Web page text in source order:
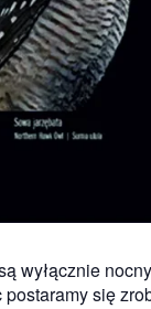
wyłącznie
się